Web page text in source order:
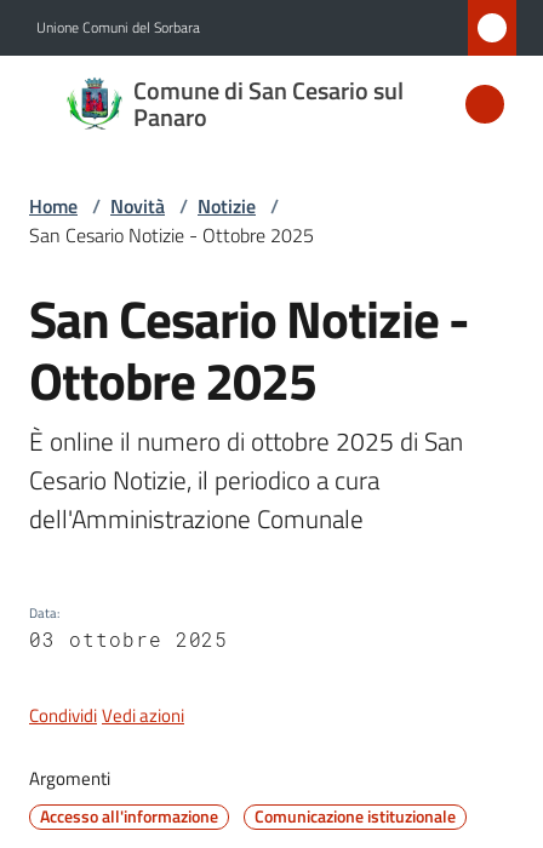
Unione Comuni del Sorbara
Comune di San Cesario sul
Panaro
Comune
di San
sul
Panaro
Amministrazione
Novità
Menu selezionato
Servizi
Vivere
sul
Panaro
Tutti
gli
Home / Novità / Notizie /
San Cesario Notizie - Ottobre 2025
Salta al contenuto
San Cesario Notizie -
Ottobre 2025
È online il numero di ottobre 2025 di San
Cesario Notizie, il periodico a cura
dell'Amministrazione Comunale
Data:
03 ottobre 2025
CondividiVedi azioni
Argomenti
Accesso all'informazione Comunicazione istituzionale